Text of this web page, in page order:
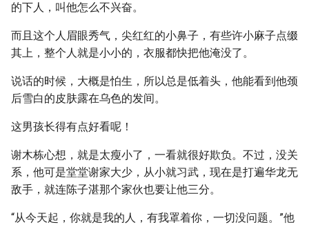
的下人，叫他怎么不兴奋。
而且这个人眉眼秀气，尖红红的小鼻子，有些许小麻子点缀
其上，整个人就是小小的，衣服都快把他淹没了。
说话的时候，大概是怕生，所以总是低着头，他能看到他颈
后雪白的皮肤露在乌色的发间。
这男孩长得有点好看呢！
谢木栋心想，就是太瘦小了，一看就很好欺负。不过，没关
系，他可是堂堂谢家大少，从小就习武，现在是打遍华龙无
敌手，就连陈子湛那个家伙也要让他三分。
“从今天起，你就是我的人，有我罩着你，一切没问题。”他